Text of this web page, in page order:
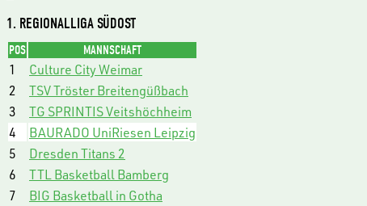
1. REGIONALLIGA SÜDOST
POS MANNSCHAFT
1
Culture City Weimar
2
TSV Tröster Breitengüßbach
3
TG SPRINTIS Veitshöchheim
4
BAURADO UniRiesen Leipzig
5
Dresden Titans 2
6
TTL Basketball Bamberg
7
BIG Basketball in Gotha